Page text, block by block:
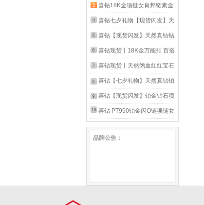
友生日礼物 【60%的客户选
择】铂金共32分IJ色/对
钉/祖母绿蓝宝石耳饰日常通
勤百搭彩宝礼物 22分 黄18K
金蓝宝石/对【现货】
喜钻18K金项链女肖邦链素金
彩金锁骨链经典闪O链送老婆
送女友 经典肖邦链约1.43g
18K金 黄色
喜钻七夕礼物【现货闪发】天
然真钻18K金小气泡钻石吊坠
女项坠送女友 现货-双色18K
金3分【配银链】
喜钻【现货闪发】天然真钻钻
戒女铂金钻石戒指群镶求婚戒
指送女友礼物 【60%客户购
买】铂金共13分-现货
喜钻现货丨18K金万能扣 百搭
神器 时尚简约送女友礼物 中
号-金重约0.28g(黄18K金）
喜钻现货丨天然鸽血红红宝石
戒指克拉群镶女戒钻戒彩宝送
老婆生日礼物 【现货推荐】
0.5克拉鸽血红+10分钻石
喜钻【七夕礼物】天然真钻铂
金钻戒女50分六爪结婚钻石戒
指送女友现货 50分FG色SI可
喜钻【现货闪发】铂金钻石项
链女四叶草天然真钻石项坠百
赠银链【单吊坠J20823】
喜钻 PT950铂金闪O链项链女
锁骨链轻奢小众设计感高级颈
链配饰 约1.17g 闪O链-弹簧扣
品牌公告：